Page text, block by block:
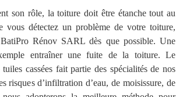
son rôle, la toiture doit être étanche tout au
vous détectez un problème de votre toiture,
Rénov SARL dès que possible. Une
entraîner une fuite de la toiture. Le
cassées fait partie des spécialités de nos
risques d’infiltration d’eau, de moisissure, de